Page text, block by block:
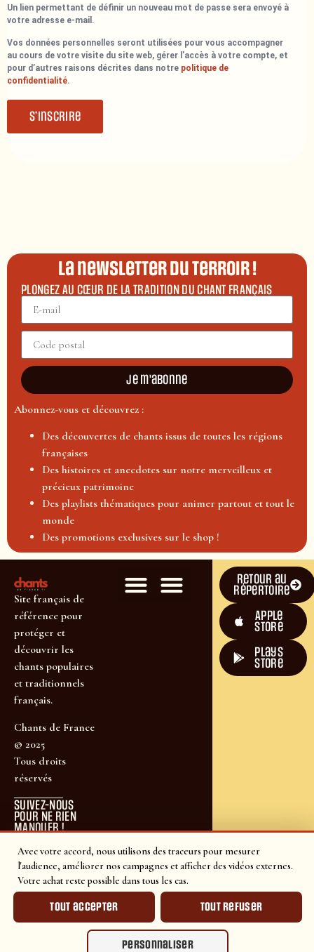
Avec votre accord, nous utilisons des traceurs pour mesurer
l'audience, améliorer nos campagnes et afficher des vidéos externes.
Votre achat reste possible dans tous les cas.
Tout accepter Tout refuser
Personnaliser
Un lien permettant de définir un nouveau mot de passe sera envoyé à
votre adresse e-mail.
Vos données personnelles seront utilisées pour vous accompagner
au cours de votre visite du site web, gérer l’accès à votre compte, et
pour d’autres raisons décrites dans notre politique de
confidentialité.
S’inscrire
La newsletter du terroir !
PLONGEZ AU CŒUR DE LA TRADITION DU CHANT FRANÇAIS
Je m'abonne
Abonnez-vous et découvrez :
Des découvertes de chants issus de toutes les régions
françaises
Des histoires et anecdotes sur notre merveilleux et
précieux patrimoine
Des playlists thématiques pour animer partout et tout le
monde
Des promotions exclusives sur le shop !
Site français de
référence pour
protéger et
découvrir les
chants populaires
et traditionnels
français.
Chants de France
© 2025
Tous droits
réservés
SUIVEZ-NOUS
POUR NE RIEN
MANQUER !
Retour au
répertoire
Apple
Store
plays
store